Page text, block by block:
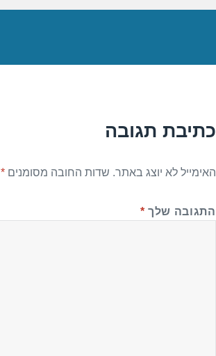
כתיבת תגובה
האימייל לא יוצג באתר. שדות החובה מסומנים*
התגובה שלך *